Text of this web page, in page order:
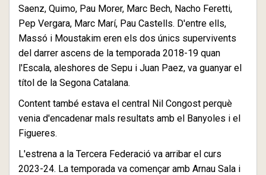
Saenz, Quimo, Pau Morer, Marc Bech, Nacho Feretti,
Pep Vergara, Marc Marí, Pau Castells. D'entre ells,
Massó i Moustakim eren els dos únics supervivents
del darrer ascens de la temporada 2018-19 quan
l'Escala, aleshores de Sepu i Juan Paez, va guanyar el
títol de la Segona Catalana.
Content també estava el central Nil Congost perquè
venia d'encadenar mals resultats amb el Banyoles i el
Figueres.
L'estrena a la Tercera Federació va arribar el curs
2023-24. La temporada va començar amb Arnau Sala i